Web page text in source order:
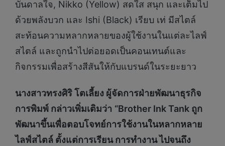
บันดาลใจ, Nikko (Yellow) สดใส สนุก และเต็มไป
ด้วยพลังบวก และ Ishi (Black) เรียบ เท่ มีสไตล์
สะท้อนความหลากหลายของผู้ใช้งานในแต่ละไลฟ์
สไตล์ และถูกนำไปต่อยอดเป็นคอนเทนต์และ
กิจกรรมเพื่อสร้างสีสันให้กับแบรนด์ในระยะยาว
นางสาวทรงศิริ โตเลี้ยง ผู้จัดการฝ่ายพัฒนาธุรกิจ
การพิมพ์ กล่าวเพิ่มเติมว่า “Brother Ink Tank ถูก
พัฒนาขึ้นเพื่อตอบโจทย์การใช้งานในหลากหลาย
ไลฟ์สไตล์ ตั้งแต่การเรียน การทำงาน ไปจนถึง